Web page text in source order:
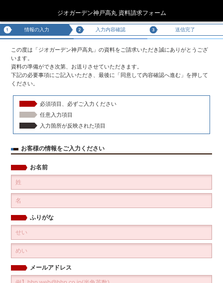
ジオガーデン神戸高丸 資料請求フォーム
情報の入力 入力内容確認 送信完了
この度は「ジオガーデン神戸高丸」の資料をご請求いただき誠にありがとうござ
います。
資料の準備ができ次第、お送りさせていただきます。
下記の必要事項にご記入いただき、最後に「同意して内容確認へ進む」を押して
ください。
必須項目、必ずご入力ください
任意入力項目
入力箇所が反映された項目
お客様の情報をご入力ください
お名前
ふりがな
メールアドレス